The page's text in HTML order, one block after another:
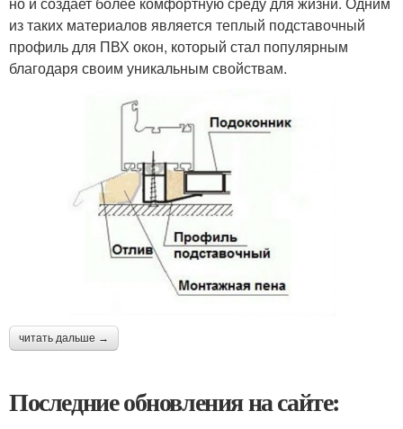
из таких материалов является теплый подставочный
профиль для ПВХ окон, который стал популярным
благодаря своим уникальным свойствам.
читать дальше →
Последние обновления на сайте: